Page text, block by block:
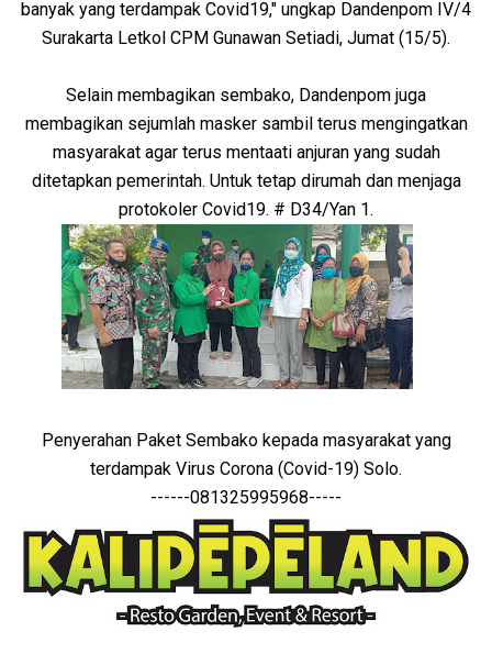
banyak yang terdampak Covid19," ungkap Dandenpom IV/4
Surakarta Letkol CPM Gunawan Setiadi, Jumat (15/5).
Selain membagikan sembako, Dandenpom juga
membagikan sejumlah masker sambil terus mengingatkan
masyarakat agar terus mentaati anjuran yang sudah
ditetapkan pemerintah. Untuk tetap dirumah dan menjaga
protokoler Covid19. # D34/Yan 1.
Penyerahan Paket Sembako kepada masyarakat yang
terdampak Virus Corona (Covid-19) Solo.
------081325995968-----